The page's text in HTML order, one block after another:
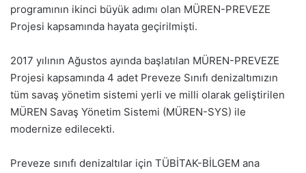
programının ikinci büyük adımı olan MÜREN-PREVEZE
Projesi kapsamında hayata geçirilmişti.
2017 yılının Ağustos ayında başlatılan MÜREN-PREVEZE
Projesi kapsamında 4 adet Preveze Sınıfı denizaltımızın
tüm savaş yönetim sistemi yerli ve milli olarak geliştirilen
MÜREN Savaş Yönetim Sistemi (MÜREN-SYS) ile
modernize edilecekti.
Preveze sınıfı denizaltılar için TÜBİTAK-BİLGEM ana